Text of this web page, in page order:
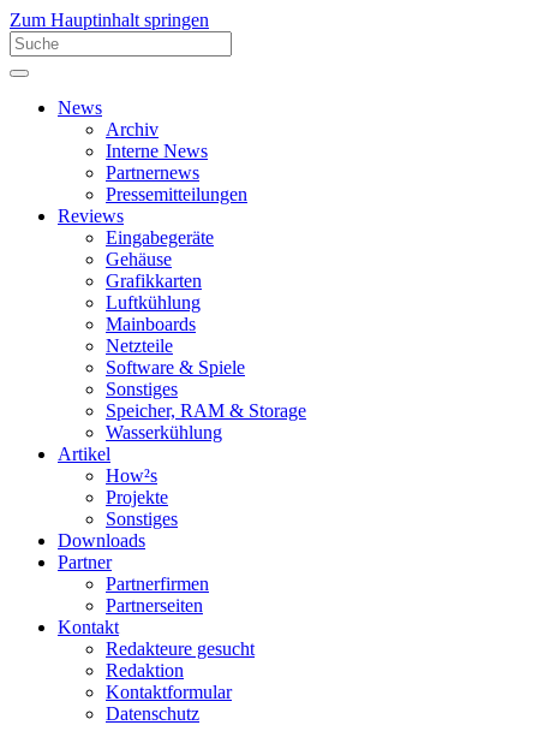
Zum Hauptinhalt springen
News
Archiv
Interne News
Partnernews
Pressemitteilungen
Reviews
Eingabegeräte
Gehäuse
Grafikkarten
Luftkühlung
Mainboards
Netzteile
Software & Spiele
Sonstiges
Speicher, RAM & Storage
Wasserkühlung
Artikel
How²s
Projekte
Sonstiges
Downloads
Partner
Partnerfirmen
Partnerseiten
Kontakt
Redakteure gesucht
Redaktion
Kontaktformular
Datenschutz